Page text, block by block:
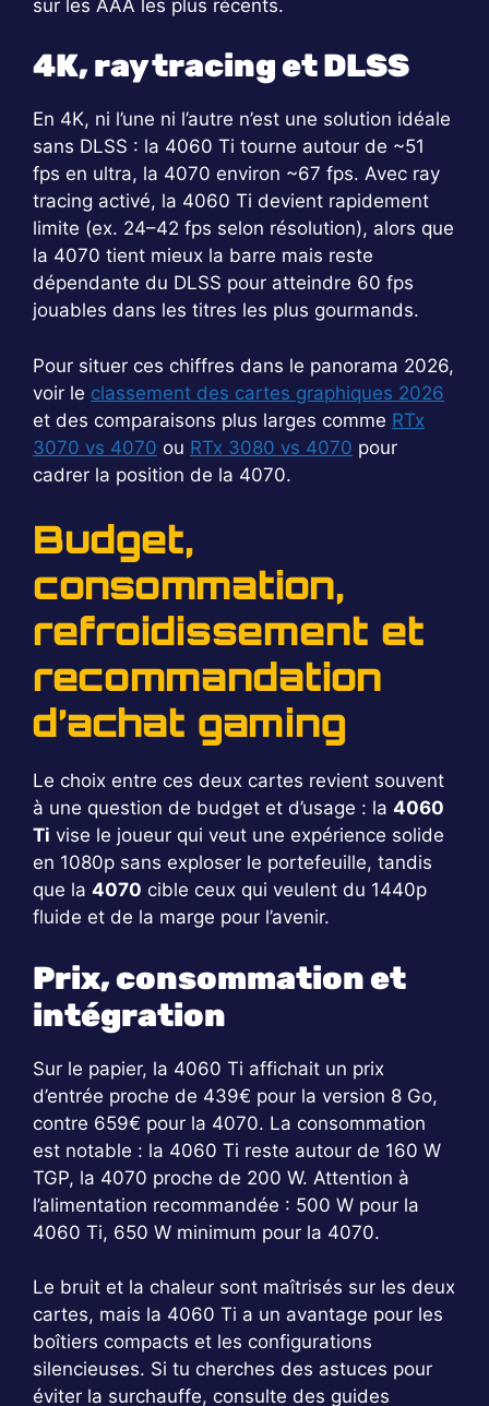
sur les AAA les plus récents.
4K, ray tracing et DLSS
En 4K, ni l’une ni l’autre n’est une solution idéale
sans DLSS : la 4060 Ti tourne autour de ~51
fps en ultra, la 4070 environ ~67 fps. Avec ray
tracing activé, la 4060 Ti devient rapidement
limite (ex. 24–42 fps selon résolution), alors que
la 4070 tient mieux la barre mais reste
dépendante du DLSS pour atteindre 60 fps
jouables dans les titres les plus gourmands.
Pour situer ces chiffres dans le panorama 2026,
voir le classement des cartes graphiques 2026
et des comparaisons plus larges comme RTx
3070 vs 4070 ou RTx 3080 vs 4070 pour
cadrer la position de la 4070.
Budget,
consommation,
refroidissement et
recommandation
d’achat gaming
Le choix entre ces deux cartes revient souvent
à une question de budget et d’usage : la 4060
Ti vise le joueur qui veut une expérience solide
en 1080p sans exploser le portefeuille, tandis
que la 4070 cible ceux qui veulent du 1440p
fluide et de la marge pour l’avenir.
Prix, consommation et
intégration
Sur le papier, la 4060 Ti affichait un prix
d’entrée proche de 439€ pour la version 8 Go,
contre 659€ pour la 4070. La consommation
est notable : la 4060 Ti reste autour de 160 W
TGP, la 4070 proche de 200 W. Attention à
l’alimentation recommandée : 500 W pour la
4060 Ti, 650 W minimum pour la 4070.
Le bruit et la chaleur sont maîtrisés sur les deux
cartes, mais la 4060 Ti a un avantage pour les
boîtiers compacts et les configurations
silencieuses. Si tu cherches des astuces pour
éviter la surchauffe, consulte des guides